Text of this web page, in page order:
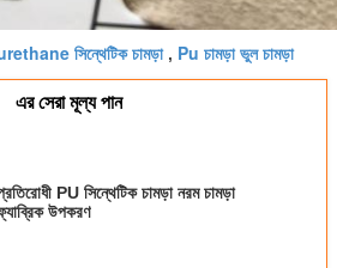
সিন্থেটিক চামড়া, Pu চামড়া ভুল চামড়া
এর সেরা মূল্য পান
PU সিন্থেটিক চামড়া নরম চামড়া
উপকরণ